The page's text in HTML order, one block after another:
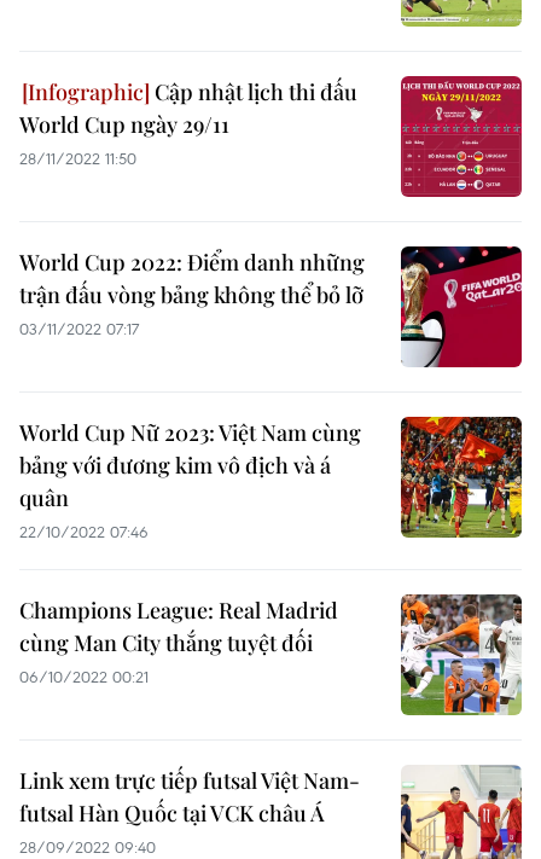
Cập nhật lịch thi đấu
World Cup ngày 29/11
28/11/2022 11:50
World Cup 2022: Điểm danh những
trận đấu vòng bảng không thể bỏ lỡ
03/11/2022 07:17
World Cup Nữ 2023: Việt Nam cùng
bảng với đương kim vô địch và á
quân
22/10/2022 07:46
Champions League: Real Madrid
cùng Man City thắng tuyệt đối
06/10/2022 00:21
Link xem trực tiếp futsal Việt Nam-
futsal Hàn Quốc tại VCK châu Á
28/09/2022 09:40